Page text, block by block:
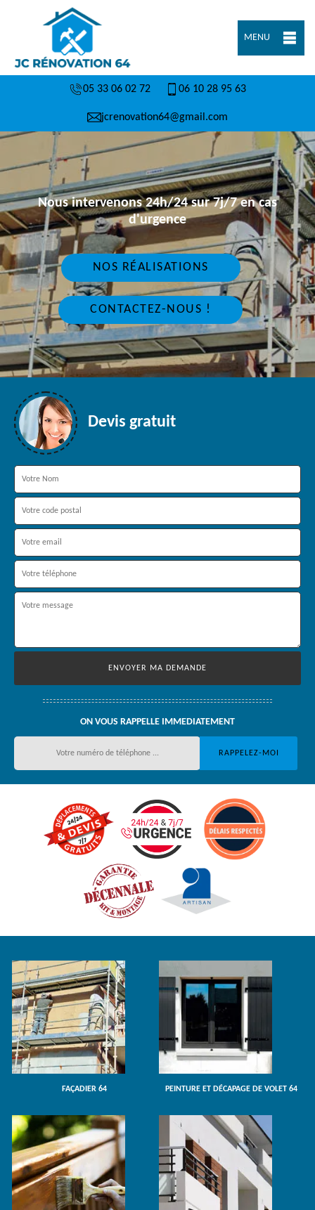
MENU
05 33 06 02 72 06 10 28 95 63
jcrenovation64@gmail.com
Nous intervenons 24h/24 sur 7j/7 en cas
d'urgence
NOS RÉALISATIONS
CONTACTEZ-NOUS !
Devis gratuit
ON VOUS RAPPELLE IMMEDIATEMENT
FAÇADIER 64 PEINTURE ET DÉCAPAGE DE VOLET 64